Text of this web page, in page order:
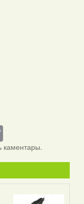
Copy
Link
каментары.